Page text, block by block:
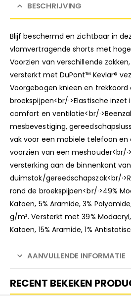
BESCHRIJVING
Blijf beschermd en zichtbaar in
vlamvertragende shorts met
Voorzien van verschillende
versterkt met DuPont™ Kevlar®
Voorgebogen knieën en trekkoord
broekspijpen<br/·>Elastische
comfort en ventilatie<br/
mesbevestiging,
vak voor een mobiele telefoon
voorzien van een meshouder<br/
versterking aan de binnenkant
duimstok/gereedschapszak<br/
rond de broekspijpen<br/·>49%
Katoen, 5% Aramide, 3%
g/m². Versterkt met 39% Modacryl,
Katoen, 15% Aramide, 1%
AANVULLENDE INFORMATIE
RECENT BEKEKEN